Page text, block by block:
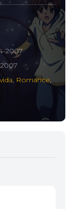
2007
, Romance,